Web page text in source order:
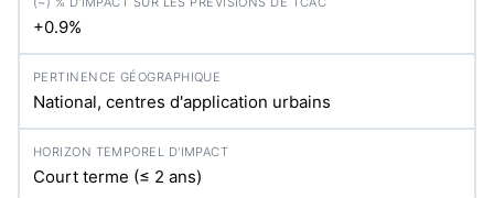
+0.9%
National, centres d'application urbains
Court terme (≤ 2 ans)